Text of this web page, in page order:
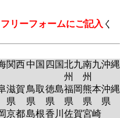
フリーフォームにご記入 く
関西中国 四国北九
州
南九
州
沖縄
滋賀
県
京都
鳥取
県
島根
徳島
県
香川
福岡
県
佐賀
熊本
県
宮崎
沖縄
県